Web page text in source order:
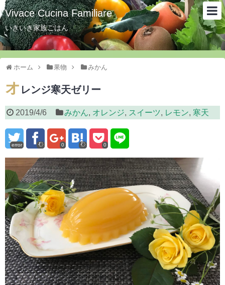
Vivace Cucina Familiare
いきいき家族ごはん
ホーム 果物 みかん
オ レンジ寒天ゼリー
2019/4/6 みかん, オレンジ, スイーツ, レモン, 寒天
error 0 0